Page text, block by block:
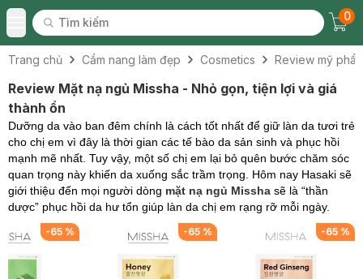
Toggle Menu
Tìm kiếm
Tìm kiếm
0
Trang chủ Cẩm nang làm đẹp Cosmetics Review mỹ
Review Mặt nạ ngủ Missha - Nhỏ gọn, tiện lợi và giá
thành ổn
Dưỡng da vào ban đêm chính là cách tốt nhất để giữ làn da tươi trẻ
cho chị em vì đây là thời gian các tế bào da sản sinh và phục hồi
mạnh mẽ nhất. Tuy vậy, một số chị em lại bỏ quên bước chăm sóc
quan trọng này khiến da xuống sắc trầm trọng. Hôm nay Hasaki sẽ
giới thiệu đến mọi người dòng mặt nạ ngủ Missha sẽ là “thần
dược” phục hồi da hư tổn giúp làn da chị em rạng rỡ mỗi ngày.
-65 % -65 % -65 %